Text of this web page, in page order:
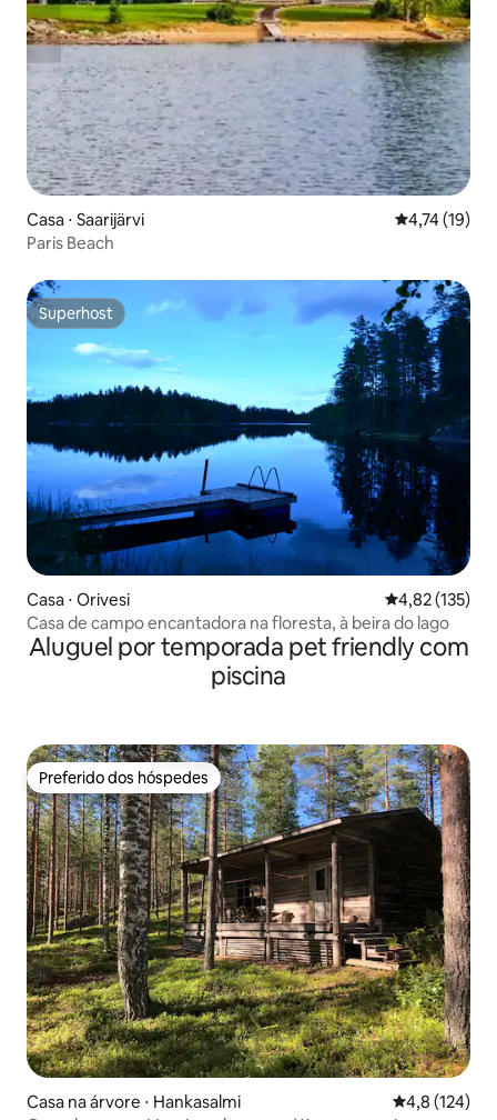
Casa ⋅ Saarijärvi 4,74 de uma
4,74 (19)
Paris Beach
Superhost
Superhost
Casa ⋅ Orivesi 4,82 de uma
4,82 (135)
Casa de campo encantadora na floresta, à beira do lago
Aluguel por temporada pet friendly com
piscina
Preferido dos hóspedes
Preferido dos hóspedes
Casa na árvore ⋅ Hankasalmi 4,8 de uma
4,8 (124)